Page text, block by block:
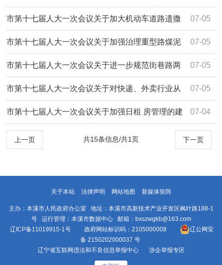
的建议（1084号）办理情况的答复 07-05
市第十七届人大一次会议关于加大机动车道路遗撒
带泥上路查处力度的建议（1083号）办理情... 07-05
市第十七届人大一次会议关于加强治理重型路煤泥
河小桥及铁路桥洞乱停重型车辆的 建议（10... 07-05
市第十七届人大一次会议关于进一步规范街巷路两
侧停车问题的建议（1056号）办理情况的答复 07-05
市第十七届人大一次会议关于对快递、外卖行业从
业人员加强监管及保障的建议（1031号）办... 07-04
市第十七届人大一次会议关于加强日租 房管理的建
议（1006号）办理情况的答复
上一页 下一页
共15条信息/共1页
关于本站 法律声明 网站地图 新媒体矩阵
主办：本溪市人民政府办公室 地址：本溪市高新技术产业开发区枫叶路188-1
号 运行管理：本溪市数据中心 邮箱：bxszwgkb@163.com
辽ICP备11019915-1号 政府网站标识码：2105000008
辽公网安
备 2150202000037 号
辽宁省互联网违法和不良信息举报中心
涉企举报专区